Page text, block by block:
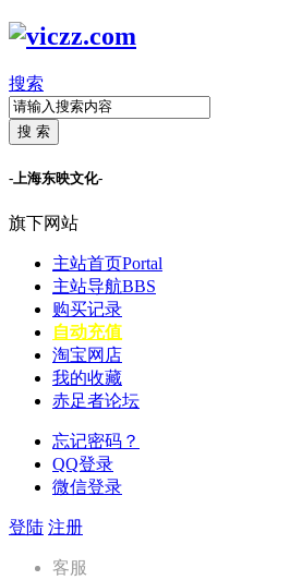
搜索
搜 索
-上海东映文化-
旗下网站
主站首页Portal
主站导航BBS
购买记录
自动充值
淘宝网店
我的收藏
赤足者论坛
忘记密码？
QQ登录
微信登录
登陆 注册
客服